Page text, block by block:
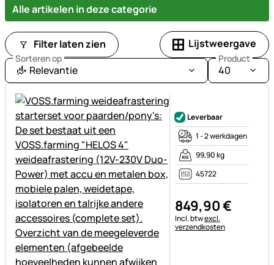
Alle artikelen in deze categorie
Filter laten zien Lijstweergave
Sorteren op
Relevantie
Product
40
Leverbaar
1 - 2 werkdagen
99,90 kg
45722
849,90€
Belastinginformatie:
Incl. btwexcl.
verzendkosten